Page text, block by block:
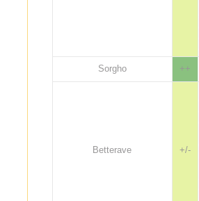
Sorgho
++
Betterave +/-